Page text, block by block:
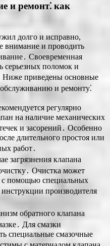
и ремонт⁚ как
долго и исправно,
внимание и проводить
Своевременная
серьезных поломок и
Ниже приведены основные
и ремонту⁚
регулярно
на наличие механических
и засорений․ Особенно
длительного простоя или
работ․
загрязнения клапана
Очистка может
с помощью специальных
производителя
обратного клапана
Для смазки
специальные смазочные